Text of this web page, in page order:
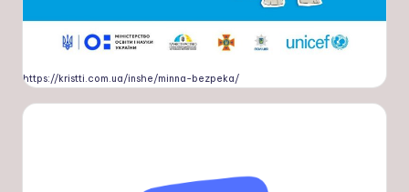
https://kristti.com.ua/inshe/minna-bezpeka/